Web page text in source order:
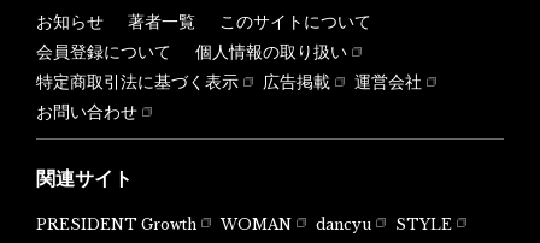
お知らせ 著者一覧
このサイトについて
会員登録について
個人情報の取り扱い
特定商取引法に基づく表示
広告掲載
運営会社
お問い合わせ
関連サイト
PRESIDENT Growth WOMAN dancyu
STYLE